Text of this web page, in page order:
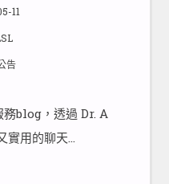
11
告
務blog，透過 Dr. A
實用的聊天…